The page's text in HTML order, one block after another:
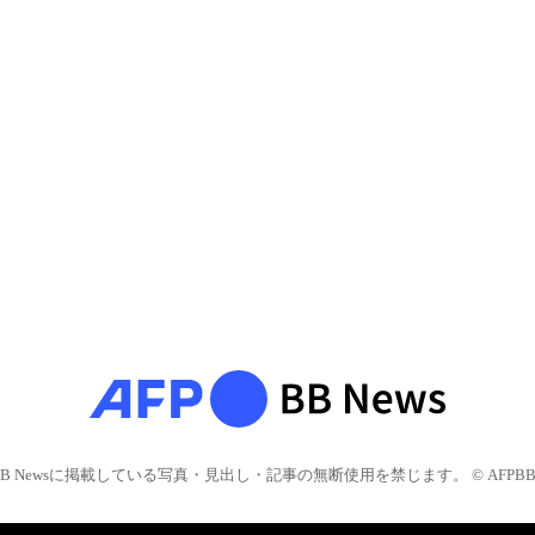
Newsに掲載している写真・見出し・記事の無断使用を禁じます。 © AFPBB